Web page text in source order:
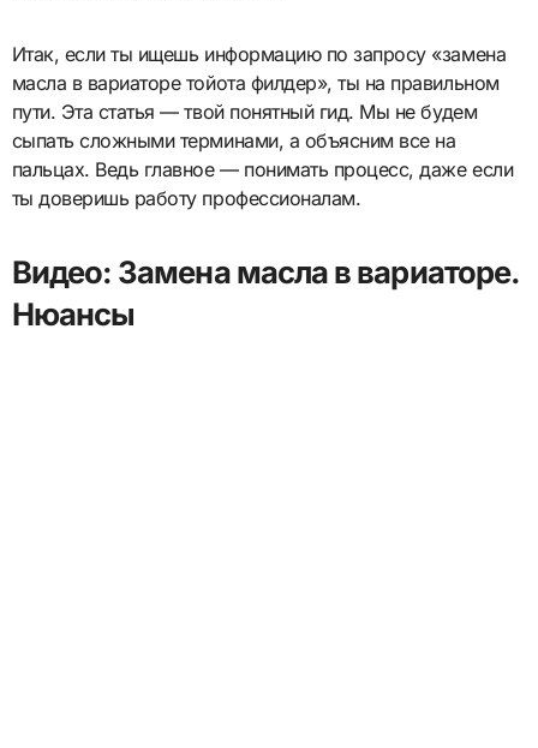
Итак, если ты ищешь информацию по запросу «замена
масла в вариаторе тойота филдер», ты на правильном
пути. Эта статья — твой понятный гид. Мы не будем
сыпать сложными терминами, а объясним все на
пальцах. Ведь главное — понимать процесс, даже если
ты доверишь работу профессионалам.
Видео: Замена масла в вариаторе.
Нюансы